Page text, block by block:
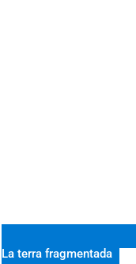
La terra fragmentada